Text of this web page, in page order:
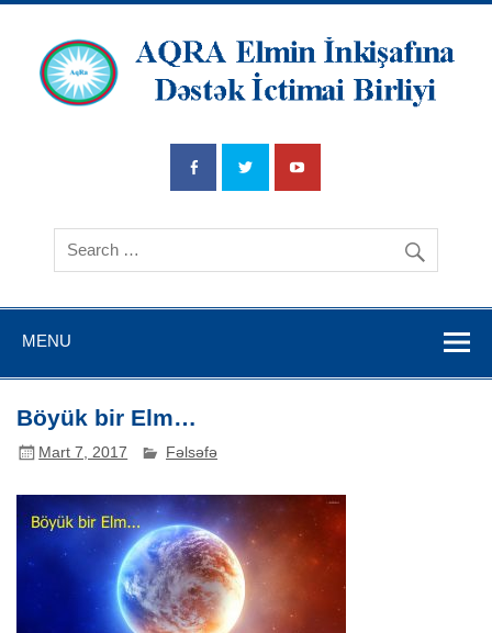
İnkişafına
Dətsək İctimai
Birliyi
MENU
Böyük bir Elm…
Mart 7, 2017 Fəlsəfə